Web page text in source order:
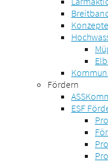
Konzepte
Fördern
ESF